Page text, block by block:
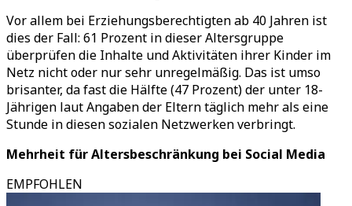
Vor allem bei Erziehungsberechtigten ab 40 Jahren ist
dies der Fall: 61 Prozent in dieser Altersgruppe
überprüfen die Inhalte und Aktivitäten ihrer Kinder im
Netz nicht oder nur sehr unregelmäßig. Das ist umso
brisanter, da fast die Hälfte (47 Prozent) der unter 18-
Jährigen laut Angaben der Eltern täglich mehr als eine
Stunde in diesen sozialen Netzwerken verbringt.
Mehrheit für Altersbeschränkung bei Social Media
EMPFOHLEN